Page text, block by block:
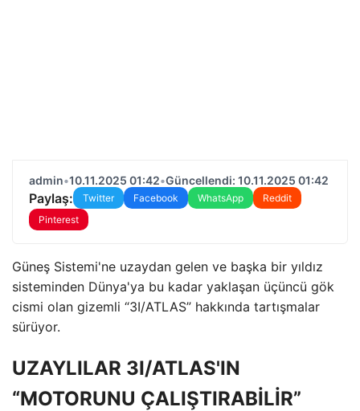
admin•10.11.2025 01:42•Güncellendi: 10.11.2025 01:42
Paylaş: Twitter Facebook WhatsApp
Reddit
Pinterest
Güneş Sistemi'ne uzaydan gelen ve başka bir yıldız
sisteminden Dünya'ya bu kadar yaklaşan üçüncü gök
cismi olan gizemli “3I/ATLAS” hakkında tartışmalar
sürüyor.
UZAYLILAR 3I/ATLAS'IN
“MOTORUNU ÇALIŞTIRABİLİR”